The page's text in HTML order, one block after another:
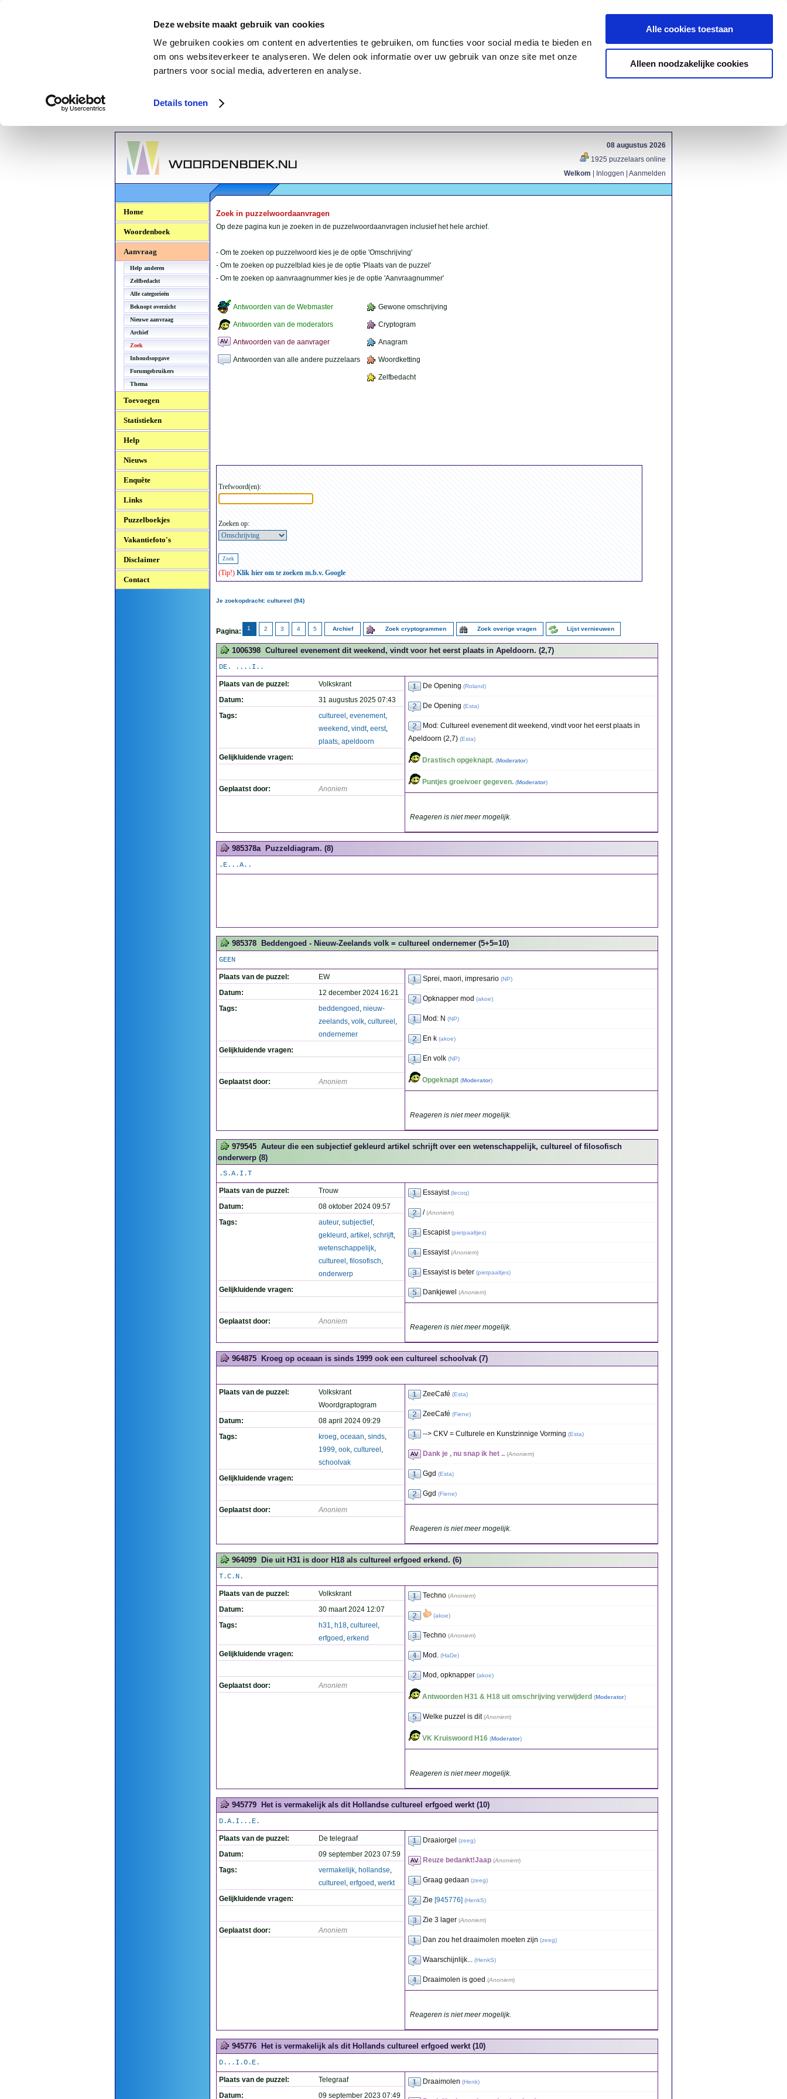
Deze website maakt gebruik van cookies
We gebruiken cookies om content en advertenties te gebruiken, om functies voor social media te bieden en
om ons websiteverkeer te analyseren. We delen ook informatie over uw gebruik van onze site met onze
partners voor social media, adverteren en analyse.
Details tonen
Alle cookies toestaan
Alleen noodzakelijke cookies
Woordenboek.NU
08 augustus 2026
1925 puzzelaars online
Welkom
Inloggen Aanmelden
Home
Woordenboek
Aanvraag
Help anderen
Zelfbedacht
Alle categorieën
Beknopt overzicht
Nieuwe aanvraag
Archief
Zoek
Inhoudsopgave
Forumgebruikers
Thema
Toevoegen
Statistieken
Help
Nieuws
Enquête
Links
Puzzelboekjes
Vakantiefoto's
Disclaimer
Contact
Zoek in puzzelwoordaanvragen
Op deze pagina kun je zoeken in de puzzelwoordaanvragen inclusief het hele archief.
- Om te zoeken op puzzelwoord kies je de optie 'Omschrijving'
- Om te zoeken op puzzelblad kies je de optie 'Plaats van de puzzel'
- Om te zoeken op aanvraagnummer kies je de optie 'Aanvraagnummer'
Antwoorden van de Webmaster Gewone omschrijving
Antwoorden van de moderators Cryptogram
Antwoorden van de aanvrager Anagram
Antwoorden van alle andere puzzelaars Woordketting
Zelfbedacht
Trefwoord(en):
Zoeken op:
(Tip!) Klik hier om te zoeken m.b.v. Google
Je zoekopdracht: cultureel (94)
Pagina: 1 2 3 4 5 Archief Zoek cryptogrammen Zoek overige vragen Lijst vernieuwen
1006398 Cultureel evenement dit weekend, vindt voor het eerst plaats in Apeldoorn. (2,7)
DE. ....I..
Plaats van de puzzel:
Volkskrant
Datum:
31 augustus 2025 07:43
Tags:
cultureel , evenement,
weekend , vindt, eerst,
plaats, apeldoorn
Gelijkluidende vragen:
Geplaatst door: Anoniem
De Opening (Roland)
De Opening (Esta)
Mod: Cultureel evenement dit weekend, vindt voor het eerst plaats in
Apeldoorn (2,7) (Esta)
Drastisch opgeknapt. (Moderator)
Puntjes groeivoer gegeven. (Moderator)
Reageren is niet meer mogelijk.
985378a Puzzeldiagram. (8)
.E...A..
985378 Beddengoed - Nieuw-Zeelands volk = cultureel ondernemer (5+5=10)
GEEN
Plaats van de puzzel:
EW
Datum:
12 december 2024 16:21
Tags:
beddengoed , nieuw-
zeelands, volk, cultureel ,
ondernemer
Gelijkluidende vragen:
Geplaatst door: Anoniem
Sprei, maori, impresario (NP)
Opknapper mod (akoe)
Mod: N (NP)
En k (akoe)
En volk (NP)
Opgeknapt (Moderator)
Reageren is niet meer mogelijk.
979545 Auteur die een subjectief gekleurd artikel schrijft over een wetenschappelijk, cultureel of filosofisch
onderwerp (8)
.S.A.I.T
Plaats van de puzzel:
Trouw
Datum:
08 oktober 2024 09:57
Tags:
auteur, subjectief,
gekleurd , artikel , schrijft,
wetenschappelijk,
cultureel , filosofisch,
onderwerp
Gelijkluidende vragen:
Geplaatst door: Anoniem
Essayist (lecoq)
/ (Anoniem)
Escapist (pietpaaltjes)
Essayist (Anoniem)
Essayist is beter (pietpaaltjes)
Dankjewel (Anoniem)
Reageren is niet meer mogelijk.
964875 Kroeg op oceaan is sinds 1999 ook een cultureel schoolvak (7)
Plaats van de puzzel:
Volkskrant
Woordgraptogram
Datum:
08 april 2024 09:29
Tags:
kroeg, oceaan, sinds,
1999, ook, cultureel ,
schoolvak
Gelijkluidende vragen:
Geplaatst door: Anoniem
ZeeCafé (Esta)
ZeeCafé (Fiene)
--> CKV = Culturele en Kunstzinnige Vorming (Esta)
Dank je , nu snap ik het .. (Anoniem)
Ggd (Esta)
Ggd (Fiene)
Reageren is niet meer mogelijk.
964099 Die uit H31 is door H18 als cultureel erfgoed erkend. (6)
T.C.N.
Plaats van de puzzel:
Volkskrant
Datum:
30 maart 2024 12:07
Tags:
h31, h18, cultureel ,
erfgoed , erkend
Gelijkluidende vragen:
Geplaatst door: Anoniem
Techno (Anoniem)
(akoe)
Techno (Anoniem)
Mod. (HaDe)
Mod, opknapper (akoe)
Antwoorden H31 & H18 uit omschrijving verwijderd (Moderator)
Welke puzzel is dit (Anoniem)
VK Kruiswoord H16 (Moderator)
Reageren is niet meer mogelijk.
945779 Het is vermakelijk als dit Hollandse cultureel erfgoed werkt (10)
D.A.I...E.
Plaats van de puzzel:
De telegraaf
Datum:
09 september 2023 07:59
Tags:
vermakelijk, hollandse,
cultureel , erfgoed , werkt
Gelijkluidende vragen:
Geplaatst door: Anoniem
Draaiorgel (zeeg)
Reuze bedankt!Jaap (Anoniem)
Graag gedaan (zeeg)
Zie [945776] (HenkS)
Zie 3 lager (Anoniem)
Dan zou het draaimolen moeten zijn (zeeg)
Waarschijnlijk... (HenkS)
Draaimolen is goed (Anoniem)
Reageren is niet meer mogelijk.
945776 Het is vermakelijk als dit Hollands cultureel erfgoed werkt (10)
D...I.O.E.
Plaats van de puzzel:
Telegraaf
Datum:
09 september 2023 07:49
Draaimolen (Henk)